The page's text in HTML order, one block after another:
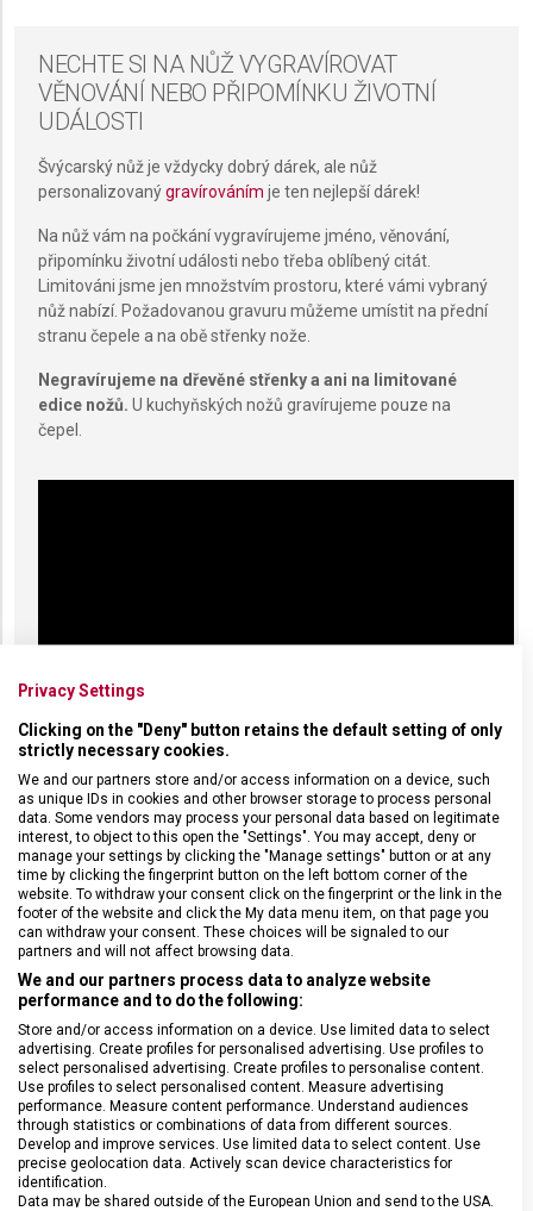
NECHTE SI NA NŮŽ VYGRAVÍROVAT
VĚNOVÁNÍ NEBO PŘIPOMÍNKU ŽIVOTNÍ
UDÁLOSTI
Švýcarský nůž je vždycky dobrý dárek, ale nůž
personalizovanýgravírováním je ten nejlepší dárek!
Na nůž vám na počkání vygravírujeme jméno, věnování,
připomínku životní události nebo třeba oblíbený citát.
Limitováni jsme jen množstvím prostoru, které vámi vybraný
nůž nabízí. Požadovanou gravuru můžeme umístit na přední
stranu čepele a na obě střenky nože.
Negravírujeme na dřevěné střenky a ani na limitované
edice nožů. U kuchyňských nožů gravírujeme pouze na
čepel.
PARAMETRY SLUŽBY
Při osobní návštěvě zakázku vyřídíme ten samý den,
zpravidla to zvládáme na počkání. Cena jednoho gravírování,
tzn. jednoho umístění je390,-.
Ukázkový příklad: Za nůžVictorinox Rambler (779,-) s
gravírováním jména na čepeli(+390,-) nebo gravírováním
jména na střence (+390,-) zaplatíte 1169,-. V případě, že
máte zájem o gravírování na čepel i na střenku, nabízíme
zvýhodněný balíček(590,-), takže celkem zaplatíte 1 369,-.
V případě větší zakázky jsme schopni realizovat i jiný typ
gravury, například logo vaší společnosti nebo sportovního
oddílu. Rádi pro vás sestavíme individuální cenovou nabídku.
Privacy Settings
Clicking on the "Deny" button retains the default setting of only
strictly necessary cookies.
We and our partners store and/or access information on a device, such
as unique IDs in cookies and other browser storage to process personal
data. Some vendors may process your personal data based on legitimate
interest, to object to this open the "Settings". You may accept, deny or
manage your settings by clicking the "Manage settings" button or at any
time by clicking the fingerprint button on the left bottom corner of the
website. To withdraw your consent click on the fingerprint or the link in the
footer of the website and click the My data menu item, on that page you
can withdraw your consent. These choices will be signaled to our
partners and will not affect browsing data.
We and our partners process data to analyze website
performance and to do the following:
Store and/or access information on a device. Use limited data to select
advertising. Create profiles for personalised advertising. Use profiles to
select personalised advertising. Create profiles to personalise content.
Use profiles to select personalised content. Measure advertising
performance. Measure content performance. Understand audiences
through statistics or combinations of data from different sources.
Develop and improve services. Use limited data to select content. Use
precise geolocation data. Actively scan device characteristics for
identification.
Data may be shared outside of the European Union and send to the USA.